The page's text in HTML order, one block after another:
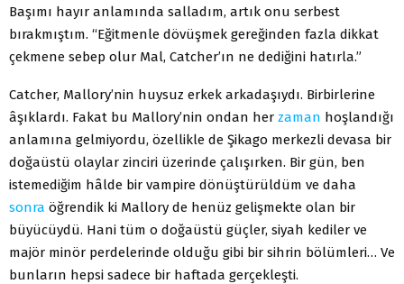
Başımı hayır anlamında salladım, artık onu serbest
bırakmıştım. “Eğitmenle dövüşmek gereğinden fazla dikkat
çekmene sebep olur Mal, Catcher’ın ne dediğini hatırla.”
Catcher, Mallory’nin huysuz erkek arkadaşıydı. Birbirlerine
âşıklardı. Fakat bu Mallory’nin ondan her zaman hoşlandığı
anlamına gelmiyordu, özellikle de Şikago merkezli devasa bir
doğaüstü olaylar zinciri üzerinde çalışırken. Bir gün, ben
istemediğim hâlde bir vampire dönüştürüldüm ve daha
sonra öğrendik ki Mallory de henüz gelişmekte olan bir
büyücüydü. Hani tüm o doğaüstü güçler, siyah kediler ve
majör minör perdelerinde olduğu gibi bir sihrin bölümleri… Ve
bunların hepsi sadece bir haftada gerçekleşti.